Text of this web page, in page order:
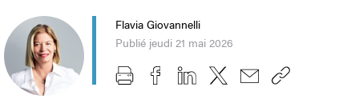
Flavia Giovannelli
Publié jeudi 21 mai 2026